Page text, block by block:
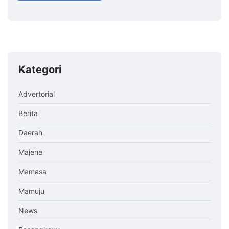
Kategori
Advertorial
Berita
Daerah
Majene
Mamasa
Mamuju
News